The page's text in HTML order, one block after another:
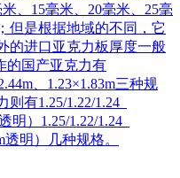
、15毫米、20毫米、25毫
但是根据地域的不同，它
的进口亚克力板厚度一般
的国产亚克力有
、1.23×1.83m三种规
有1.25/1.22/1.24
明）1.25/1.22/1.24
透明）几种规格。